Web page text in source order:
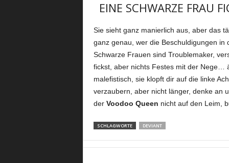
EINE SCHWARZE FRAU
Sie sieht ganz manierlich aus, aber das
ganz genau, wer die Beschuldigungen in
Schwarze Frauen sind Troublemaker,
fickst, aber nichts Festes mit der Nege…
malefistisch, sie klopft dir auf die linke
verzaubern, aber nicht länger, denke an
der Voodoo Queen nicht auf den Leim,
SCHLAGWORTE DEVIANT